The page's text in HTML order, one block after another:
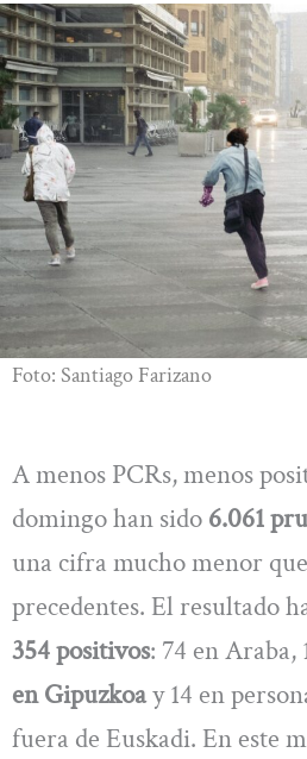
Foto: Santiago Farizano
A menos PCRs, menos
domingo han sido 6.061
una cifra mucho menor
precedentes. El resultado
354 positivos: 74 en Araba,
en Gipuzkoay 14 en
fuera de Euskadi. En este